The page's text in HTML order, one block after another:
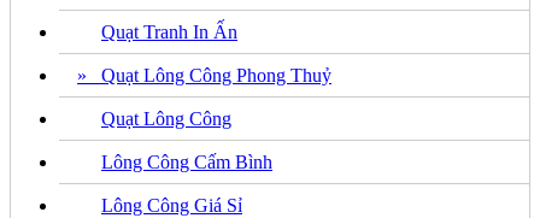
Quạt Tranh In Ấn
» Quạt Lông Công Phong Thuỷ
Quạt Lông Công
Lông Công Cấm Bình
Lông Công Giá Sỉ